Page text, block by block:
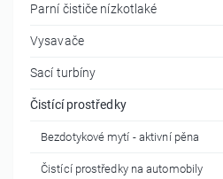
Parní čističe nízkotlaké
Vysavače
Sací turbíny
Čistící prostředky
Bezdotykové mytí - aktivní pěna
Čistící prostředky na automobily